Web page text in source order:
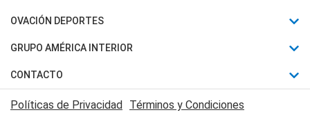
Política
Judiciales
Economia
Horóscopo
Motores
Trucos caseros
Series y Películas
OVACIÓN DEPORTES
Fútbol
Mundial
Automovilismo
Rugby
GRUPO AMÉRICA INTERIOR
Canal 7 en Vivo
CONTACTO
Acerca de Nosotros
Políticas de Privacidad Términos y Condiciones